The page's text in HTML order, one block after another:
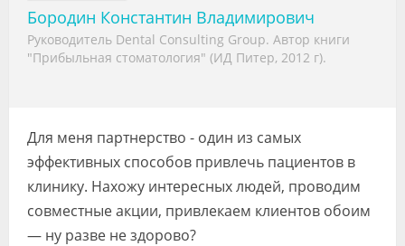
Специалисты
Галерея
Бородин Константин Владимирович
Руководитель Dental Consulting Group. Автор книги
"Прибыльная стоматология" (ИД Питер, 2012 г).
Для меня партнерство - один из самых
эффективных способов привлечь пациентов в
клинику. Нахожу интересных людей, проводим
совместные акции, привлекаем клиентов обоим
— ну разве не здорово?